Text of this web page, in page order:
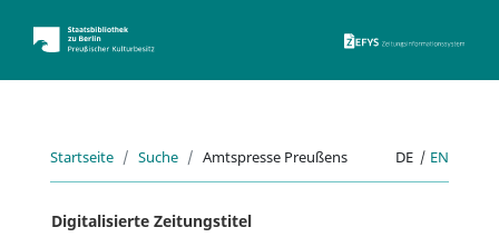
Startseite Suche Amtspresse Preußens DE | EN
Digitalisierte Zeitungstitel